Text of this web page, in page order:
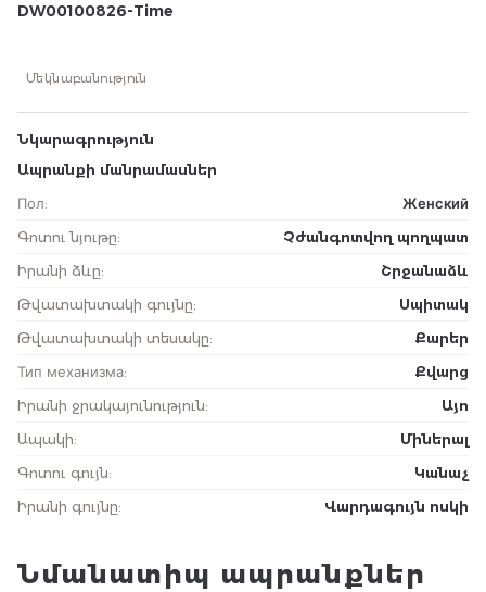
DW00100826-Time
Մեկնաբանություն
Նկարագրություն
Ապրանքի մանրամասներ
Пол:
Женский
Գոտու նյութը:
Չժանգոտվող պողպատ
Իրանի ձևը:
Շրջանաձև
Թվատախտակի գույնը:
Սպիտակ
Թվատախտակի տեսակը:
Քարեր
Тип механизма:
Քվարց
Իրանի ջրակայունություն:
Այո
Ապակի:
Միներալ
Գոտու գույն:
Կանաչ
Իրանի գույնը: Վարդագույն ոսկի
Նմանատիպ ապրանքներ